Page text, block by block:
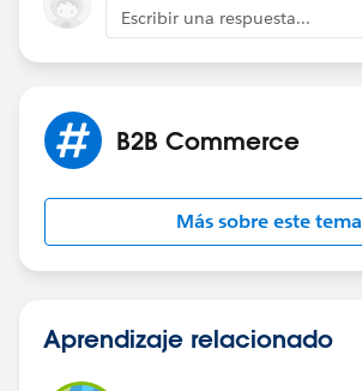
Escribir una respuesta...
B2B Commerce
Más sobre este tema
Aprendizaje relacionado